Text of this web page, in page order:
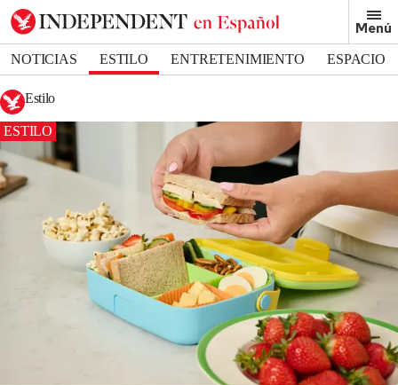
Menú
NOTICIAS ESTILO ENTRETENIMIENTO
ESPACIO
DEPORTES
Estilo
ESTILO